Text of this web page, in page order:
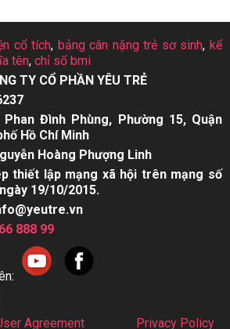
cổ tích, bảng cân nặng trẻ sơ sinh,kể
tên, chỉ số bmi
TY CỔ PHẦN YÊU TRẺ
Đình Phùng, Phường 15, Quận
Hồ Chí Minh
Hoàng Phượng Linh
thiết lập mạng xã hội trên mạng số
19/10/2015.
888 99
Agreement Privacy Policy